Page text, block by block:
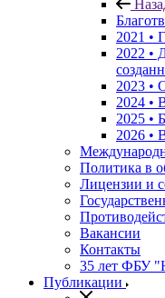
2021 •
2022 •
2023 •
2024 •
2025 •
2026 •
Политика в
Лицензии и
Вакансии
Контакты
35 лет ФБУ
Публикации